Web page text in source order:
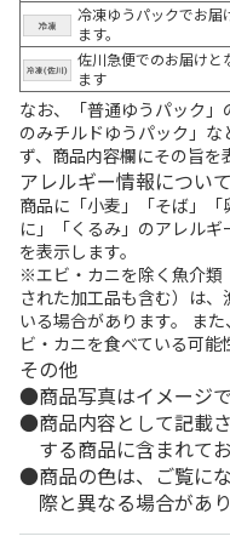
冷凍ゆうパックでお届
ます。
佐川急便でのお届けと
ます
なお、「普通ゆうパック
のみチルドゆうパック」
ず、商品内容欄にその旨を
アレルギー情報について
商品に「小麦」「そば」
に」「くるみ」のアレル
を表示します。
※エビ・カニを除く魚介類
された加工品も含む）は
いる場合があります。 ま
ビ・カニを食べている可能
その他
商品写真はイメージで
商品内容として記載
する商品に含まれて
商品の色は、ご覧に
際と異なる場合があり